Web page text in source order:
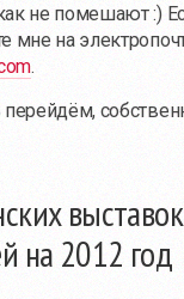
не помешают :)
мне на
.
выставок
на 2012 год